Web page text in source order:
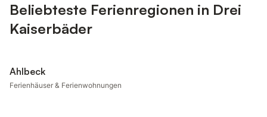
Beliebteste Ferienregionen in Drei
Kaiserbäder
Ahlbeck
Ferienhäuser & Ferienwohnungen